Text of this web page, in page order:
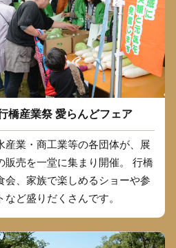
橋産業祭 愛らんどフェア
産業・商工業等の各団体が、展
販売を一堂に集まり開催。 行橋
会、家族で楽しめるショーや参
など盛りだくさんです。